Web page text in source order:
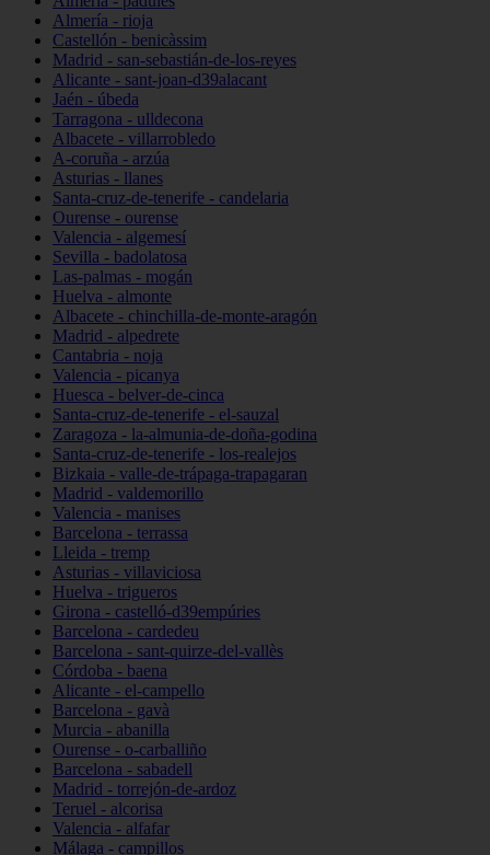
Almería - rioja
Castellón - benicàssim
Madrid - san-sebastián-de-los-reyes
Alicante - sant-joan-d39alacant
Jaén - úbeda
Tarragona - ulldecona
Albacete - villarrobledo
A-coruña - arzúa
Asturias - llanes
Santa-cruz-de-tenerife - candelaria
Ourense - ourense
Valencia - algemesí
Sevilla - badolatosa
Las-palmas - mogán
Huelva - almonte
Albacete - chinchilla-de-monte-aragón
Madrid - alpedrete
Cantabria - noja
Valencia - picanya
Huesca - belver-de-cinca
Santa-cruz-de-tenerife - el-sauzal
Zaragoza - la-almunia-de-doña-godina
Santa-cruz-de-tenerife - los-realejos
Bizkaia - valle-de-trápaga-trapagaran
Madrid - valdemorillo
Valencia - manises
Barcelona - terrassa
Lleida - tremp
Asturias - villaviciosa
Huelva - trigueros
Girona - castelló-d39empúries
Barcelona - cardedeu
Barcelona - sant-quirze-del-vallès
Córdoba - baena
Alicante - el-campello
Barcelona - gavà
Murcia - abanilla
Ourense - o-carballiño
Barcelona - sabadell
Madrid - torrejón-de-ardoz
Teruel - alcorisa
Valencia - alfafar
Málaga - campillos